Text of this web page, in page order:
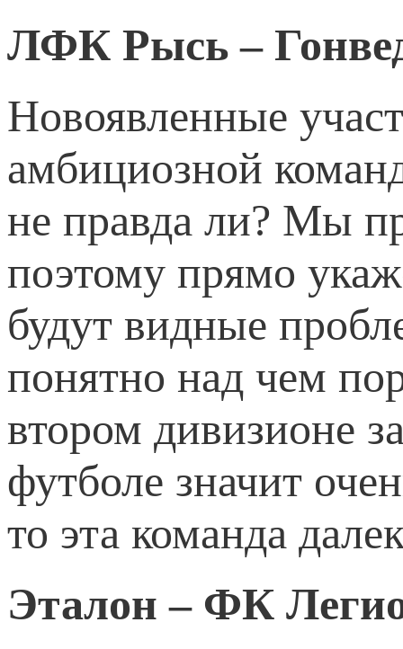
ЛФК Рысь –
Новоявленные
амбициозной
не правда ли? Мы
поэтому прямо
будут видные
понятно над чем
втором дивизионе
футболе значит
то эта команда
Эталон – ФК